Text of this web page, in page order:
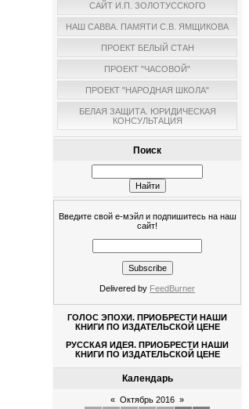
САЙТ И.П. ЗОЛОТУССКОГО
НАШ САВВА. ПАМЯТИ С.В. ЯМЩИКОВА
ПРОЕКТ БЕЛЫЙ СТАН
ПРОЕКТ "ЧАСОВОЙ"
ПРОЕКТ "НАРОДНАЯ ШКОЛА"
БЕЛАЯ ЗАЩИТА. ЮРИДИЧЕСКАЯ
КОНСУЛЬТАЦИЯ
Поиск
Введите свой е-мэйл и подпишитесь на наш
сайт!
Delivered by FeedBurner
ГОЛОС ЭПОХИ. ПРИОБРЕСТИ НАШИ
КНИГИ ПО ИЗДАТЕЛЬСКОЙ ЦЕНЕ
РУССКАЯ ИДЕЯ. ПРИОБРЕСТИ НАШИ
КНИГИ ПО ИЗДАТЕЛЬСКОЙ ЦЕНЕ
Календарь
« Октябрь 2016 »